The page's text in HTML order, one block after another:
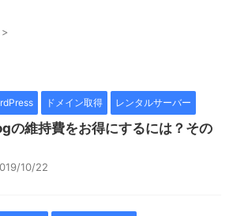
>
ドメイン取得 レンタルサーバー
の維持費をお得にするには？その
10/22